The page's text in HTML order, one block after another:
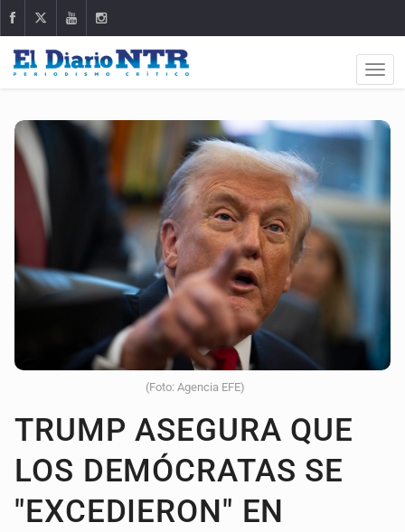
(Foto: Agencia EFE)
TRUMP ASEGURA QUE
LOS DEMÓCRATAS SE
"EXCEDIERON" EN